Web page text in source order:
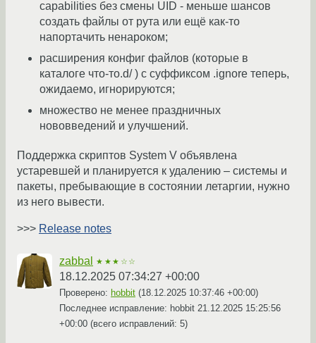
capabilities без смены UID - меньше шансов
создать файлы от рута или ещё как-то
напортачить ненароком;
расширения конфиг файлов (которые в
каталоге что-то.d/ ) с суффиксом .ignore теперь,
ожидаемо, игнорируются;
множество не менее праздничных
нововведений и улучшений.
Поддержка скриптов System V объявлена
устаревшей и планируется к удалению – системы и
пакеты, пребывающие в состоянии летаргии, нужно
из него вывести.
>>> Release notes
zabbal ★★★☆☆
18.12.2025 07:34:27 +00:00
Проверено: hobbit (18.12.2025 10:37:46 +00:00)
Последнее исправление: hobbit 21.12.2025 15:25:56
+00:00 (всего исправлений: 5)